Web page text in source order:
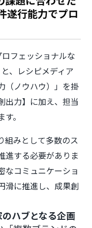
遂行能力でプロ
フェッショナルな
、レシピメディア
（ノウハウ）」を掛
出力】に加え、担当
。
組みとして多数のス
進する必要がありま
なコミュニケーショ
滑に推進し、成果創
ハブとなる企画